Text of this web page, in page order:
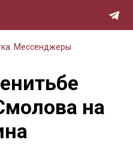
Мессенджеры
на